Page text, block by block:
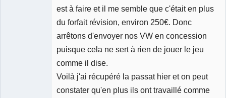
est à faire et il me semble que c'était en plus
du forfait révision, environ 250€. Donc
arrêtons d'envoyer nos VW en concession
puisque cela ne sert à rien de jouer le jeu
comme il dise.
Voilà j'ai récupéré la passat hier et on peut
constater qu'en plus ils ont travaillé comme